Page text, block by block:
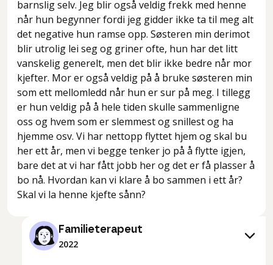
barnslig selv. Jeg blir også veldig frekk med henne
når hun begynner fordi jeg gidder ikke ta til meg alt
det negative hun ramse opp. Søsteren min derimot
blir utrolig lei seg og griner ofte, hun har det litt
vanskelig generelt, men det blir ikke bedre når mor
kjefter. Mor er også veldig på å bruke søsteren min
som ett mellomledd når hun er sur på meg. I tillegg
er hun veldig på å hele tiden skulle sammenligne
oss og hvem som er slemmest og snillest og ha
hjemme osv. Vi har nettopp flyttet hjem og skal bu
her ett år, men vi begge tenker jo på å flytte igjen,
bare det at vi har fått jobb her og det er få plasser å
bo nå. Hvordan kan vi klare å bo sammen i ett år?
Skal vi la henne kjefte sånn?
Familieterapeut
2022